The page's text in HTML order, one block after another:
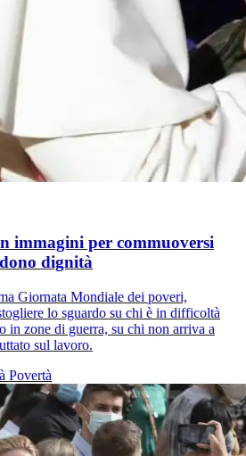
immagini per commuoversi
dignità
Giornata Mondiale dei poveri,
lo sguardo su chi è in difficoltà
in zone di guerra, su chi non arriva a
sul lavoro.
Povertà